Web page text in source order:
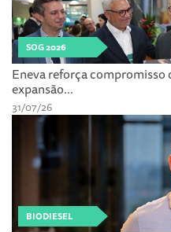
SOG 2026
Eneva reforça compromisso
expansão...
31/07/26
BIODIESEL